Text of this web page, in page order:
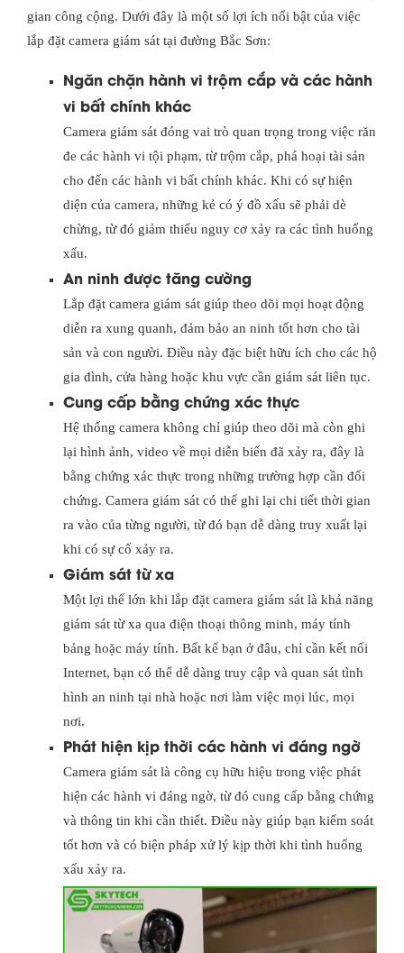
gian công cộng. Dưới đây là một số lợi ích nổi bật của việc
lắp đặt camera giám sát tại đường Bắc Sơn:
Ngăn chặn hành vi trộm cắp và các hành
vi bất chính khác
Camera giám sát đóng vai trò quan trọng trong việc răn
đe các hành vi tội phạm, từ trộm cắp, phá hoại tài sản
cho đến các hành vi bất chính khác. Khi có sự hiện
diện của camera, những kẻ có ý đồ xấu sẽ phải dè
chừng, từ đó giảm thiểu nguy cơ xảy ra các tình huống
xấu.
An ninh được tăng cường
Lắp đặt camera giám sát giúp theo dõi mọi hoạt động
diễn ra xung quanh, đảm bảo an ninh tốt hơn cho tài
sản và con người. Điều này đặc biệt hữu ích cho các hộ
gia đình, cửa hàng hoặc khu vực cần giám sát liên tục.
Cung cấp bằng chứng xác thực
Hệ thống camera không chỉ giúp theo dõi mà còn ghi
lại hình ảnh, video về mọi diễn biến đã xảy ra, đây là
bằng chứng xác thực trong những trường hợp cần đối
chứng. Camera giám sát có thể ghi lại chi tiết thời gian
ra vào của từng người, từ đó bạn dễ dàng truy xuất lại
khi có sự cố xảy ra.
Giám sát từ xa
Một lợi thế lớn khi lắp đặt camera giám sát là khả năng
giám sát từ xa qua điện thoại thông minh, máy tính
bảng hoặc máy tính. Bất kể bạn ở đâu, chỉ cần kết nối
Internet, bạn có thể dễ dàng truy cập và quan sát tình
hình an ninh tại nhà hoặc nơi làm việc mọi lúc, mọi
nơi.
Phát hiện kịp thời các hành vi đáng ngờ
Camera giám sát là công cụ hữu hiệu trong việc phát
hiện các hành vi đáng ngờ, từ đó cung cấp bằng chứng
và thông tin khi cần thiết. Điều này giúp bạn kiểm soát
tốt hơn và có biện pháp xử lý kịp thời khi tình huống
xấu xảy ra.